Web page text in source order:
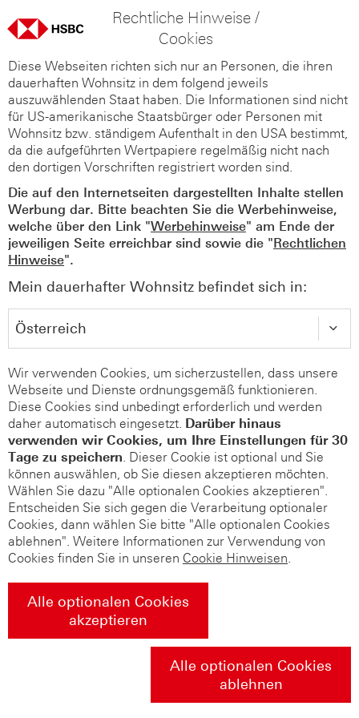
Rechtliche Hinweise /
Cookies
Diese Webseiten richten sich nur an Personen, die ihren
dauerhaften Wohnsitz in dem folgend jeweils
auszuwählenden Staat haben. Die Informationen sind nicht
für US-amerikanische Staatsbürger oder Personen mit
Wohnsitz bzw. ständigem Aufenthalt in den USA bestimmt,
da die aufgeführten Wertpapiere regelmäßig nicht nach
den dortigen Vorschriften registriert worden sind.
Die auf den Internetseiten dargestellten Inhalte stellen
Werbung dar. Bitte beachten Sie die Werbehinweise,
welche über den Link "Werbehinweise" am Ende der
jeweiligen Seite erreichbar sind sowie die "Rechtlichen
Hinweise".
Mein dauerhafter Wohnsitz befindet sich in:
Wir verwenden Cookies, um sicherzustellen, dass unsere
Webseite und Dienste ordnungsgemäß funktionieren.
Diese Cookies sind unbedingt erforderlich und werden
daher automatisch eingesetzt. Darüber hinaus
verwenden wir Cookies, um Ihre Einstellungen für 30
Tage zu speichern. Dieser Cookie ist optional und Sie
können auswählen, ob Sie diesen akzeptieren möchten.
Wählen Sie dazu "Alle optionalen Cookies akzeptieren".
Entscheiden Sie sich gegen die Verarbeitung optionaler
Cookies, dann wählen Sie bitte "Alle optionalen Cookies
ablehnen". Weitere Informationen zur Verwendung von
Cookies finden Sie in unseren Cookie Hinweisen.
Alle optionalen Cookies
akzeptieren
Alle optionalen Cookies
ablehnen